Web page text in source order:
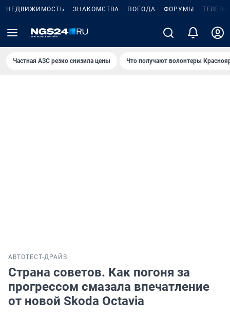
НЕДВИЖИМОСТЬ ЗНАКОМСТВА ПОГОДА ФОРУМЫ
Частная АЗС резко снизила цены Что получают волонтеры
АВТОТЕСТ-ДРАЙВ
Страна советов. Как погоня за
прогрессом смазала впечатление
от новой Skoda Octavia